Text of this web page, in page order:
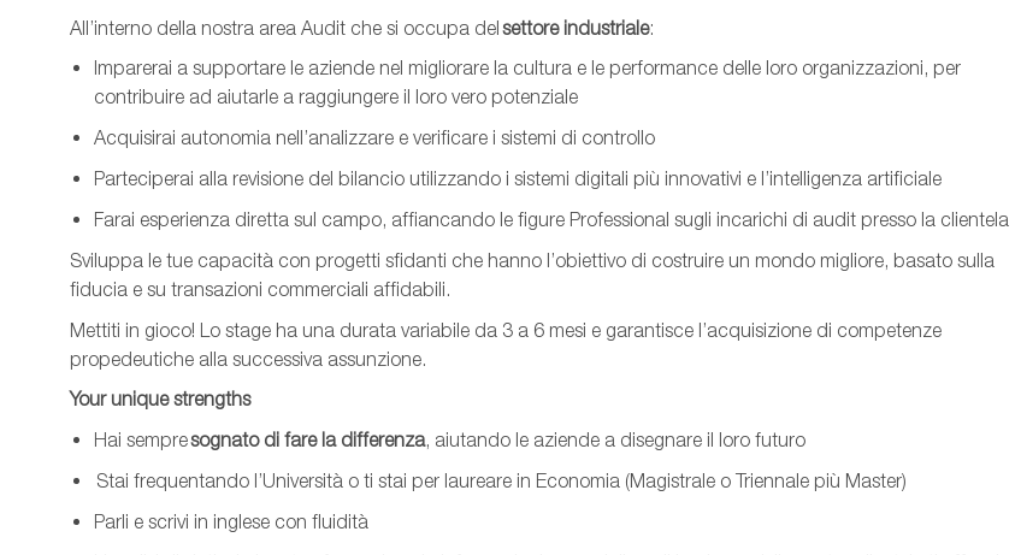
All’interno della nostra area Audit che si occupa delsettore industriale:
Imparerai a supportare le aziende nel migliorare la cultura e le performance delle loro organizzazioni, per
contribuire ad aiutarle a raggiungere il loro vero potenziale
Acquisirai autonomia nell’analizzare e verificare i sistemi di controllo
Parteciperai alla revisione del bilancio utilizzando i sistemi digitali più innovativi e l’intelligenza artificiale
Farai esperienza diretta sul campo, affiancando le figure Professional sugli incarichi di audit presso la clientela
Sviluppa le tue capacità con progetti sfidanti che hanno l’obiettivo di costruire un mondo migliore, basato sulla
fiducia e su transazioni commerciali affidabili.
Mettiti in gioco! Lo stage ha una durata variabile da 3 a 6 mesi e garantisce l’acquisizione di competenze
propedeutiche alla successiva assunzione.
Your unique strengths
Hai sempresognato di fare la differenza, aiutando le aziende a disegnare il loro futuro
Stai frequentando l’Università o ti stai per laureare in Economia (Magistrale o Triennale più Master)
Parli e scrivi in inglese con fluidità